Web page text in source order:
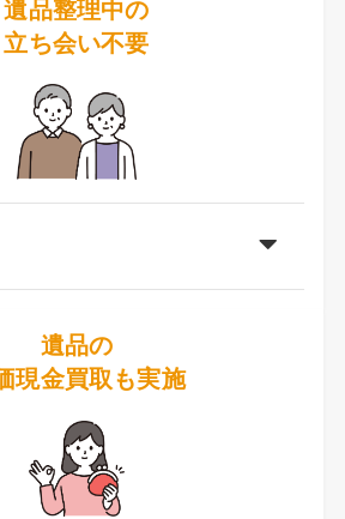
遺品整理中の
立ち会い不要
遺品の
現金買取も実施